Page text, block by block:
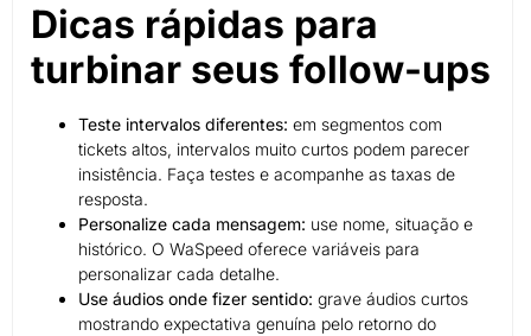
Dicas rápidas para
turbinar seus follow-ups
Teste intervalos diferentes: em segmentos com
tickets altos, intervalos muito curtos podem parecer
insistência. Faça testes e acompanhe as taxas de
resposta.
Personalize cada mensagem: use nome, situação e
histórico. O WaSpeed oferece variáveis para
personalizar cada detalhe.
Use áudios onde fizer sentido: grave áudios curtos
mostrando expectativa genuína pelo retorno do